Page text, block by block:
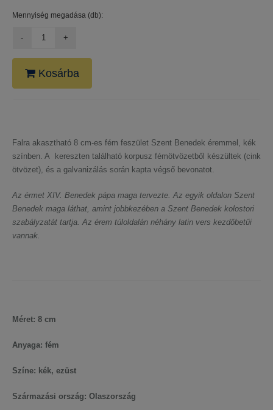
Mennyiség megadása (db):
Kosárba
Falra akasztható 8 cm-es fém feszület Szent Benedek éremmel, kék
színben. A kereszten található korpusz fémötvözetből készültek (cink
ötvözet), és a galvanizálás során kapta végső bevonatot.
Az érmet XIV. Benedek pápa maga tervezte. Az egyik oldalon Szent
Benedek maga láthat, amint jobbkezében a Szent Benedek kolostori
szabályzatát tartja. Az érem túloldalán néhány latin vers kezdőbetűi
vannak.
Méret: 8 cm
Anyaga: fém
Színe: kék, ezüst
Származási ország: Olaszország